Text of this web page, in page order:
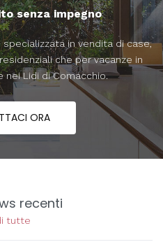
senza impegno
specializzata in vendita di case,
che per vacanze in
nei Lidi di Comacchio.
ORA
recenti
tutte